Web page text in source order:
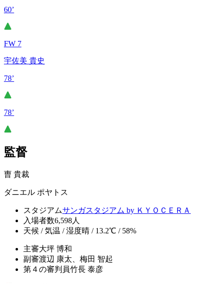
60’
FW 7
宇佐美 貴史
78’
78’
監督
曺 貴裁
ダニエル ポヤトス
スタジアムサンガスタジアム by ＫＹＯＣＥＲＡ
入場者数6,598人
天候 / 気温 / 湿度晴 / 13.2℃ / 58%
主審大坪 博和
副審渡辺 康太、梅田 智起
第４の審判員竹長 泰彦